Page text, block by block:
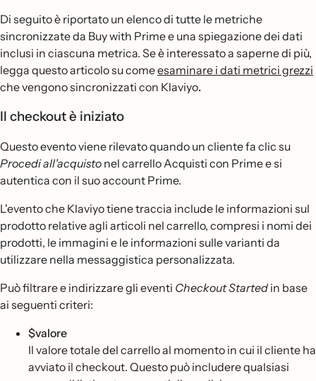
Di seguito è riportato un elenco di tutte le metriche
sincronizzate da Buy with Prime e una spiegazione dei dati
inclusi in ciascuna metrica. Se è interessato a saperne di più,
legga questo articolo su comeesaminare i dati metrici grezzi
che vengono sincronizzati con Klaviyo.
Il checkout è iniziato
Questo evento viene rilevato quando un cliente fa clic su
Procedi all'acquisto nel carrello Acquisti con Prime e si
autentica con il suo account Prime.
L'evento che Klaviyo tiene traccia include le informazioni sul
prodotto relative agli articoli nel carrello, compresi i nomi dei
prodotti, le immagini e le informazioni sulle varianti da
utilizzare nella messaggistica personalizzata.
Può filtrare e indirizzare gli eventi Checkout Started in base
ai seguenti criteri:
$valore
Il valore totale del carrello al momento in cui il cliente ha
avviato il checkout. Questo può includere qualsiasi